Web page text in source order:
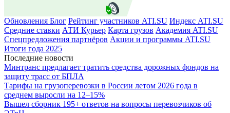
Обновления Блог Рейтинг участников ATI.SU Индекс ATI.SU
Средние ставки АТИ Курьер Карта грузов Академия ATI.SU
Спецпредложения партнёров Акции и программы ATI.SU
Итоги года 2025
Последние новости
Минтранс предлагает тратить средства дорожных фондов на
защиту трасс от БПЛА
Тарифы на грузоперевозки в России летом 2026 года в
среднем выросли на 12–15%
Вышел сборник 195+ ответов на вопросы перевозчиков об